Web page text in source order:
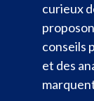
curieux
conseils
et des